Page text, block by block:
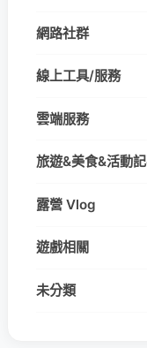
網路社群
線上工具/服務
雲端服務
旅遊&美食&活動
露營 Vlog
遊戲相關
未分類